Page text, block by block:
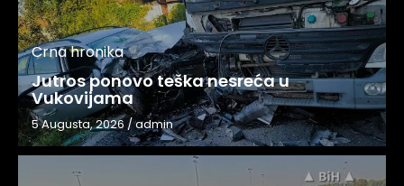
Crna hronika
Jutros ponovo teška nesreća u
Vukovijama
5 Augusta, 2026/admin